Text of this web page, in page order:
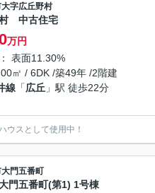
大字広丘野村
中古住宅
万円
表面11.30%
㎡ / 6DK /築49年 /2階建
線 「広丘 」駅 徒歩22分
ウスとして使用中！
大門五番町
門五番町(第1) 1号棟